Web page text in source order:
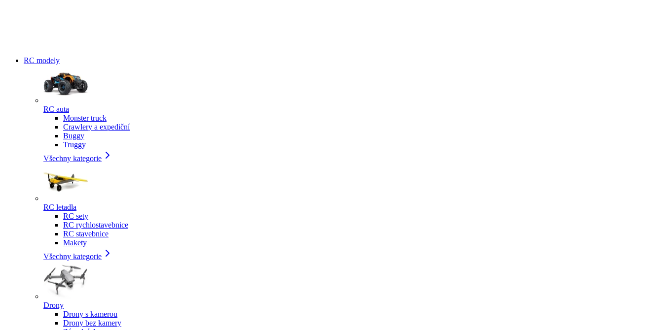
RC modely
RC auta
Monster truck
Crawlery a expediční
Buggy
Truggy
Všechny kategorie
RC letadla
RC sety
RC rychlostavebnice
RC stavebnice
Makety
Všechny kategorie
Drony
Drony s kamerou
Drony bez kamery